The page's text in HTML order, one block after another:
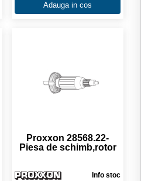
Adauga in cos
Proxxon 28568.22-
Piesa de schimb,rotor
Info stoc